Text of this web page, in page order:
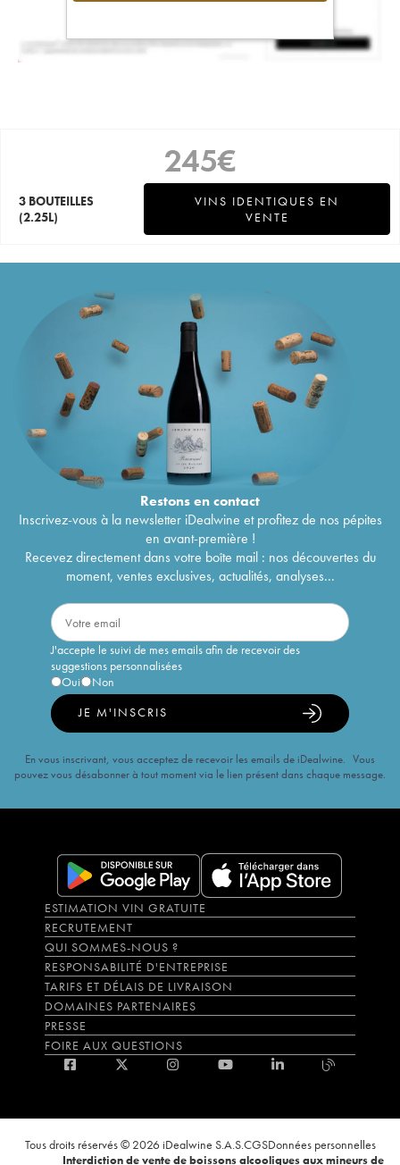
245€
3 BOUTEILLES
(2.25L)
VINS IDENTIQUES EN
VENTE
Restons encontact
Inscrivez-vous à la newsletter iDealwine et profitez de nos pépites
en avant-première !
Recevez directement dans votre boîte mail : nos découvertes du
moment, ventes exclusives, actualités, analyses...
J'accepte le suivi de mes emails afin de recevoir des
suggestions personnalisées
Oui
Non
JE M'INSCRIS
En vous inscrivant, vous acceptez de recevoir les emails de iDealwine. Vous
pouvez vous désabonner à tout moment via le lien présent dans chaque message.
ESTIMATION VIN GRATUITE
RECRUTEMENT
QUI SOMMES-NOUS ?
RESPONSABILITÉ D'ENTREPRISE
TARIFS ET DÉLAIS DE LIVRAISON
DOMAINES PARTENAIRES
PRESSE
FOIRE AUX QUESTIONS
Tous droits réservés © 2026 iDealwine S.A.S.CGSDonnées personnelles
Interdiction de vente de boissons alcooliques aux mineurs de